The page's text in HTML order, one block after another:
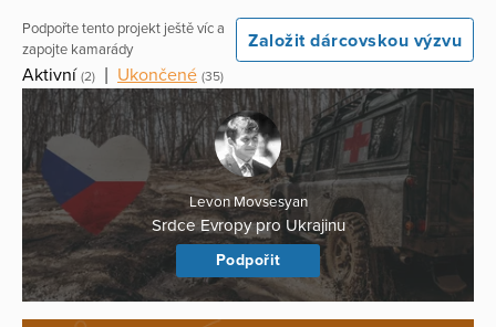
Podpořte tento projekt ještě víc a
zapojte kamarády
Založit dárcovskou výzvu
Aktivní (2) Ukončené (35)
Levon Movsesyan
Srdce Evropy pro Ukrajinu
Podpořit